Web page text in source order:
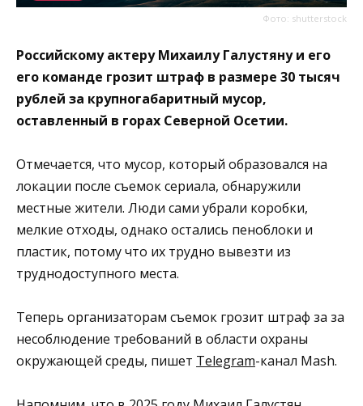
Фото: shutterstock
Российскому актеру Михаилу Галустяну и его
его команде грозит штраф в размере 30 тысяч
рублей за крупногабаритный мусор,
оставленный в горах Северной Осетии.
Отмечается, что мусор, который образовался на
локации после съемок сериала, обнаружили
местные жители. Люди сами убрали коробки,
мелкие отходы, однако остались пеноблоки и
пластик, потому что их трудно вывезти из
труднодоступного места.
Теперь организаторам съемок грозит штраф за за
несоблюдение требований в области охраны
окружающей среды, пишет Telegram-канал Mash.